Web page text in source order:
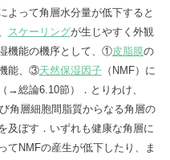
よって角層水分量が低下すると
スケーリングが生じやすく外観
機能の機序として、①皮脂膜の
能、③天然保湿因子（NMF）に
→総論6.10節）．とりわけ、
角層細胞間脂質からなる角層の
及ぼす．いずれも健康な角層に
てNMFの産生が低下したり、ま